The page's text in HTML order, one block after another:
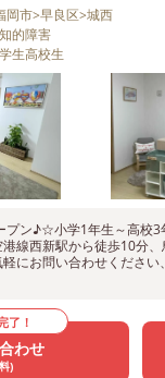
岡市>早良区>城西
知的障害
生高校生
ン♪☆小学1年生～高校3
線西新駅から徒歩10分
にお問い合わせください
了！
わせ
)